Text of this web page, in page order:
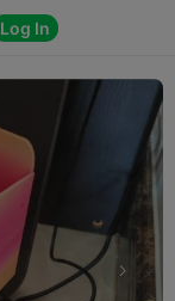
Log In
 